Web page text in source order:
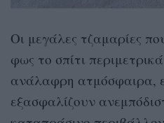
Οι μεγάλες τζαμαρίες
φως το σπίτι
ανάλαφρη ατμόσφαιρα,
εξασφαλίζουν